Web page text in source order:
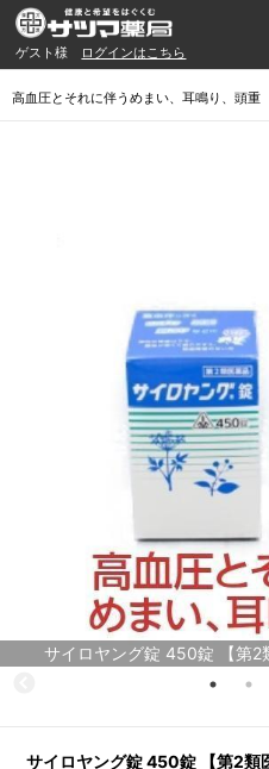
ゲスト様 ログインはこちら
高血圧とそれに伴うめまい、耳鳴り、頭重
サイロヤング錠 450錠 【第2
サイロヤング錠 450錠 【第2類